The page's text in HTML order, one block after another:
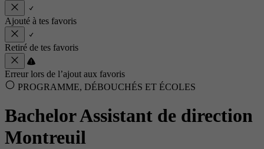
Ajouté à tes favoris
Retiré de tes favoris
Erreur lors de l’ajout aux favoris
PROGRAMME, DÉBOUCHÉS ET ÉCOLES
Bachelor Assistant de direction
Montreuil